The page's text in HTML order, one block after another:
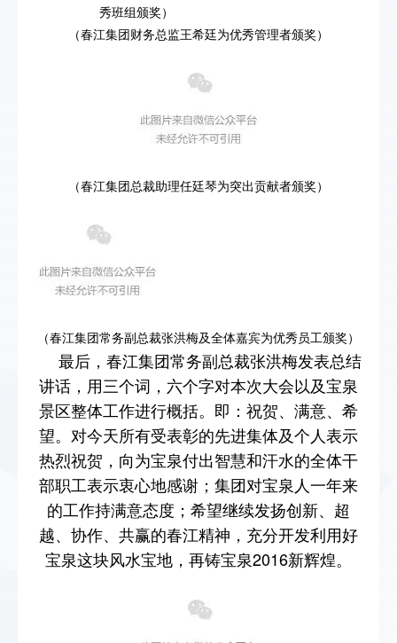
秀班组颁奖）
（春江集团财务总监王希廷为优秀管理者颁奖）
（春江集团总裁助理任廷琴为突出贡献者颁奖）
（春江集团常务副总裁张洪梅及全体嘉宾为优秀员工颁奖）
最后，春江集团常务副总裁张洪梅发表总结
讲话，用三个词，六个字对本次大会以及宝泉
景区整体工作进行概括。即：祝贺、满意、希
望。对今天所有受表彰的先进集体及个人表示
热烈祝贺，向为宝泉付出智慧和汗水的全体干
部职工表示衷心地感谢；集团对宝泉人一年来
的工作持满意态度；希望继续发扬创新、超
越、协作、共赢的春江精神，充分开发利用好
宝泉这块风水宝地，再铸宝泉2016新辉煌。